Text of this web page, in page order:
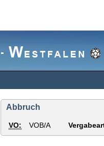
Abbruch
VO: VOB/A